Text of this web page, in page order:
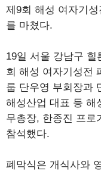
제9회 해성 여자기
를 마쳤다.
19일 서울 강남구
회 해성 여자기성전
룹 단우영 부회장과
해성산업 대표 등 해
무총장, 한종진 프로
참석했다.
폐막식은 개식사와